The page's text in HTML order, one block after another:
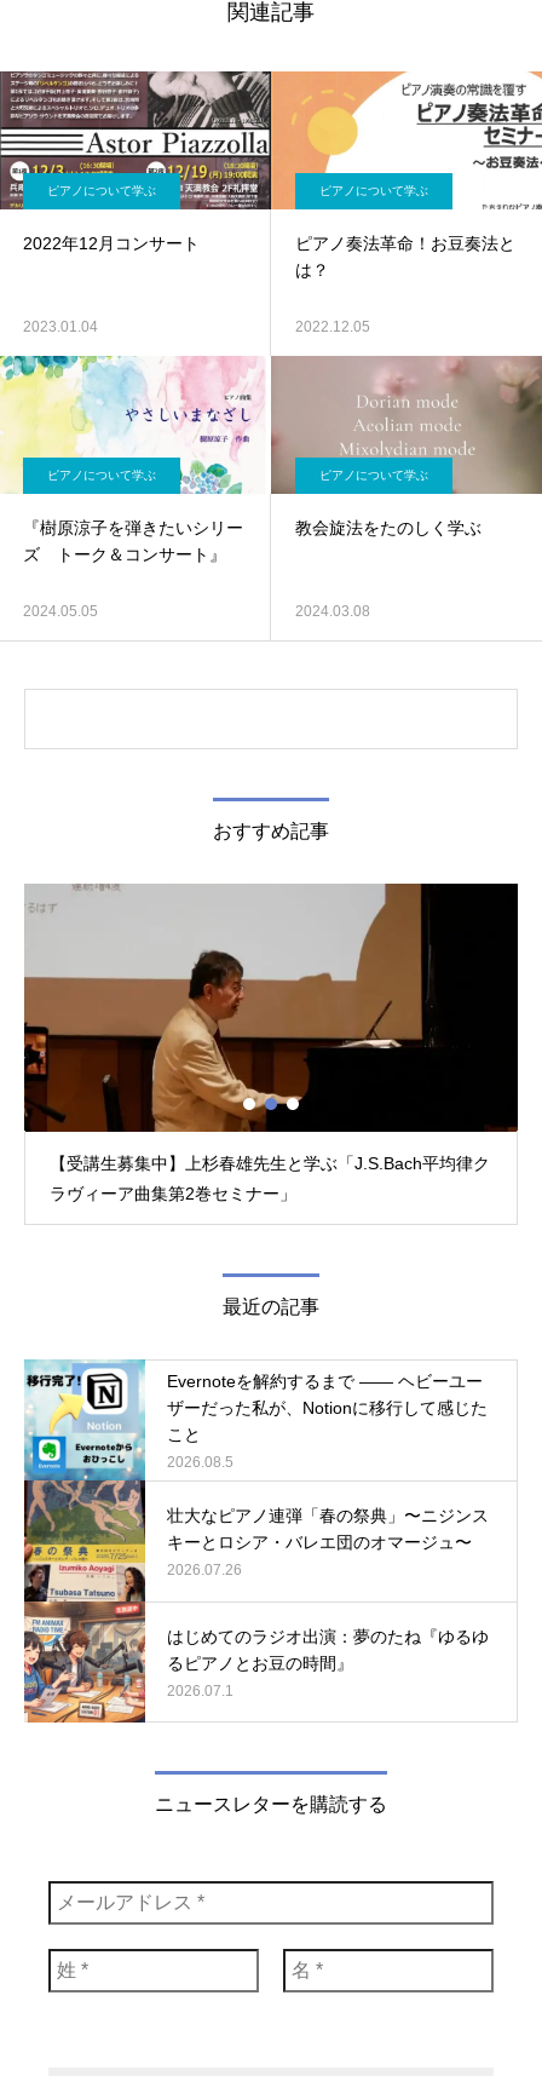
関連記事
ピアノについて学ぶ
2022年12月コンサート
2023.01.04
ピアノについて学ぶ
ピアノ奏法革命！お豆奏法と
は？
2022.12.05
ピアノについて学ぶ
『樹原涼子を弾きたいシリー
ズ トーク＆コンサート』
2024.05.05
ピアノについて学ぶ
教会旋法をたのしく学ぶ
2024.03.08
おすすめ記事
【受講生募集中】上杉春雄先生と学ぶ「J.S.Bach平均律ク
ラヴィーア曲集第2巻セミナー」
最近の記事
Evernoteを解約するまで ―― ヘビーユー
ザーだった私が、Notionに移行して感じた
こと
2026.08.5
壮大なピアノ連弾「春の祭典」〜ニジンス
キーとロシア・バレエ団のオマージュ〜
2026.07.26
はじめてのラジオ出演：夢のたね『ゆるゆ
るピアノとお豆の時間』
2026.07.1
ニュースレターを購読する